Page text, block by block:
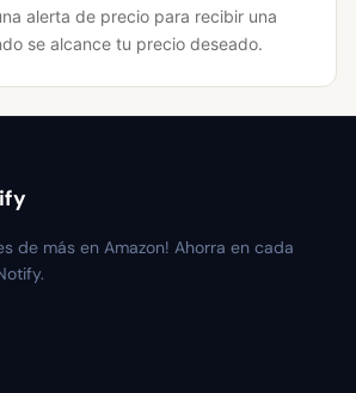
alerta de precio para recibir una
se alcance tu precio deseado.
de más en Amazon! Ahorra en cada